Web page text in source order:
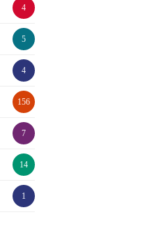
4
5
4
156
7
14
1